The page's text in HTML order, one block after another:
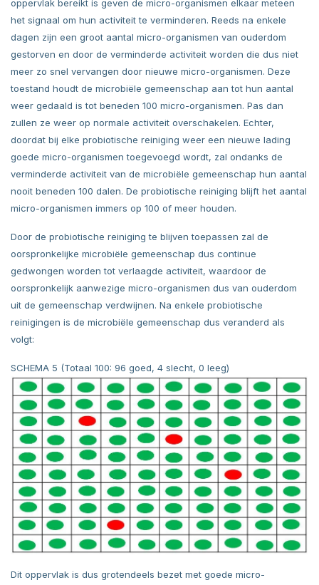
oppervlak bereikt is geven de micro-organismen elkaar meteen
het signaal om hun activiteit te verminderen. Reeds na enkele
dagen zijn een groot aantal micro-organismen van ouderdom
gestorven en door de verminderde activiteit worden die dus niet
meer zo snel vervangen door nieuwe micro-organismen. Deze
toestand houdt de microbiële gemeenschap aan tot hun aantal
weer gedaald is tot beneden 100 micro-organismen. Pas dan
zullen ze weer op normale activiteit overschakelen. Echter,
doordat bij elke probiotische reiniging weer een nieuwe lading
goede micro-organismen toegevoegd wordt, zal ondanks de
verminderde activiteit van de microbiële gemeenschap hun aantal
nooit beneden 100 dalen. De probiotische reiniging blijft het aantal
micro-organismen immers op 100 of meer houden.
Door de probiotische reiniging te blijven toepassen zal de
oorspronkelijke microbiële gemeenschap dus continue
gedwongen worden tot verlaagde activiteit, waardoor de
oorspronkelijk aanwezige micro-organismen dus van ouderdom
uit de gemeenschap verdwijnen. Na enkele probiotische
reinigingen is de microbiële gemeenschap dus veranderd als
volgt:
SCHEMA 5 (Totaal 100: 96 goed, 4 slecht, 0 leeg)
Dit oppervlak is dus grotendeels bezet met goede micro-